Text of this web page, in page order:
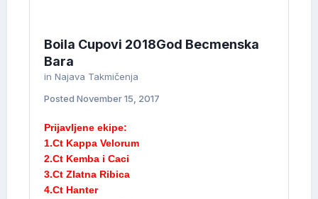
Boila Cupovi 2018God Becmenska
Bara
in Najava Takmičenja
Posted November 15, 2017
Prijavljene ekipe:
1.Ct Kappa Velorum
2.Ct Kemba i Caci
3.Ct Zlatna Ribica
4.Ct Hanter